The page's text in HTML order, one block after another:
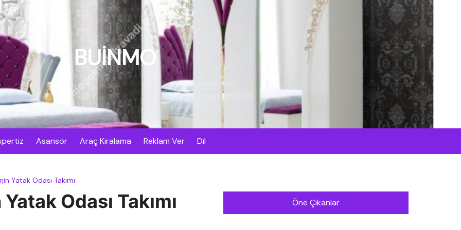
BUİNMO
Asansör Araç Kiralama Reklam Ver Dil
Yatak Odası Takımı
Odası Takımı Öne Çıkanlar